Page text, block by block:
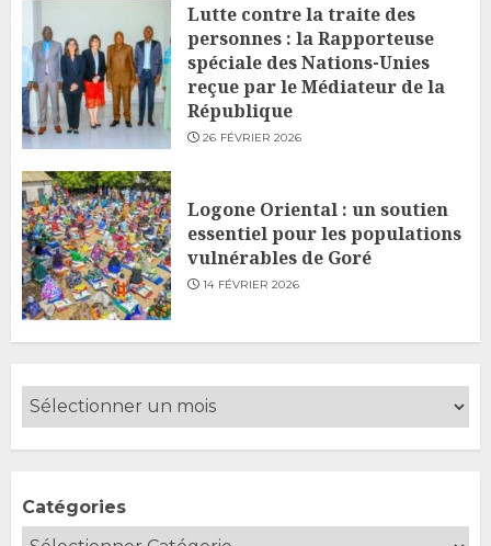
Lutte contre la traite des
personnes : la Rapporteuse
spéciale des Nations-Unies
reçue par le Médiateur de la
République
26 FÉVRIER 2026
Logone Oriental : un soutien
essentiel pour les populations
vulnérables de Goré
14 FÉVRIER 2026
Catégories